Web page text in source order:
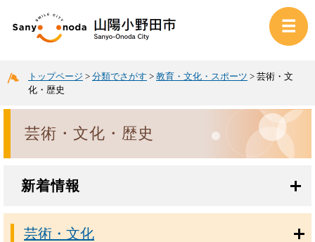
トップページ > 分類でさがす > 教育・文化・スポーツ > 芸術・文
化・歴史
芸術・文化・歴史
新着情報
芸術・文化